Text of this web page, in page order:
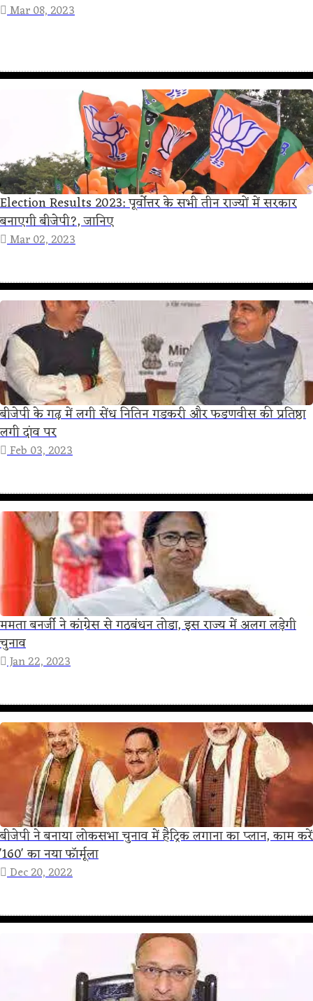
Mar 08, 2023
Election Results 2023: पूर्वोत्तर के सभी तीन राज्यों में सरकार
बनाएगी बीजेपी?, जानिए
Mar 02, 2023
बीजेपी के गढ़ में लगी सेंध नितिन गडकरी और फडणवीस की प्रतिष्ठा
लगी दांव पर
Feb 03, 2023
ममता बनर्जी ने कांग्रेस से गठबंधन तोडा, इस राज्य में अलग लड़ेगी
चुनाव
Jan 22, 2023
बीजेपी ने बनाया लोकसभा चुनाव में हैट्रिक लगाना का प्लान, काम करें
'160' का नया फॉर्मूला
Dec 20, 2022